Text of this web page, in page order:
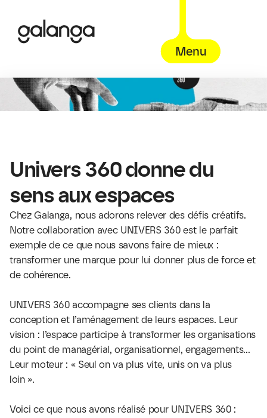
Menu
Univers 360 donne du
sens aux espaces
Chez Galanga, nous adorons relever des défis créatifs.
Notre collaboration avec UNIVERS 360 est le parfait
exemple de ce que nous savons faire de mieux :
transformer une marque pour lui donner plus de force et
de cohérence.
UNIVERS 360 accompagne ses clients dans la
conception et l’aménagement de leurs espaces. Leur
vision : l’espace participe à transformer les organisations
du point de managérial, organisationnel, engagements…
Leur moteur : « Seul on va plus vite, unis on va plus
loin ».
Voici ce que nous avons réalisé pour UNIVERS 360 :